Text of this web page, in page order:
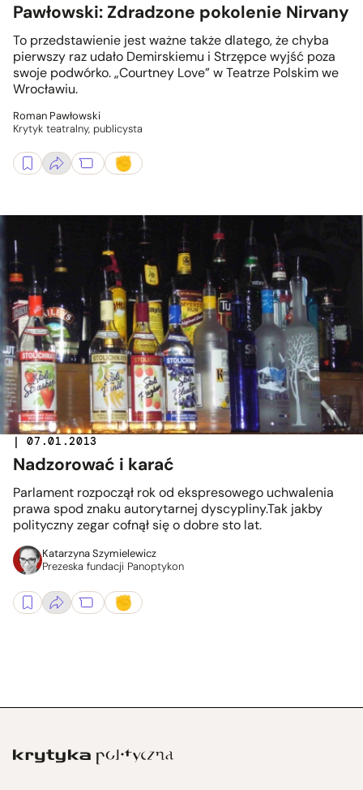
Pawłowski: Zdradzone pokolenie Nirvany
To przedstawienie jest ważne także dlatego, że chyba
pierwszy raz udało Demirskiemu i Strzępce wyjść poza
swoje podwórko. „Courtney Love” w Teatrze Polskim we
Wrocławiu.
Roman Pawłowski
Krytyk teatralny, publicysta
| 07.01.2013
Nadzorować i karać
Parlament rozpoczął rok od ekspresowego uchwalenia
prawa spod znaku autorytarnej dyscypliny.Tak jakby
polityczny zegar cofnął się o dobre sto lat.
Katarzyna Szymielewicz
Prezeska fundacji Panoptykon